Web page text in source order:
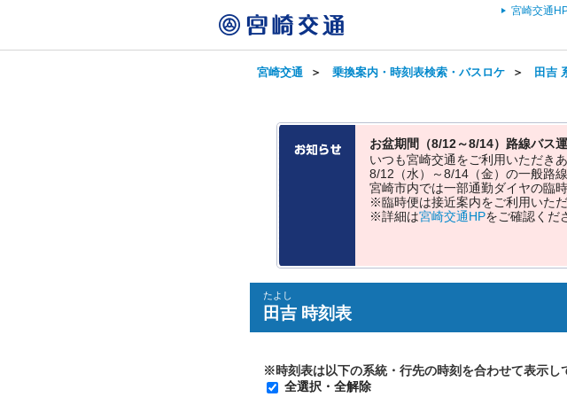
宮崎交通
宮崎交通 ＞ 乗換案内・時刻表検索・バスロケ ＞ 田吉
お盆期間（8/12～8/14）路線バス
いつも宮崎交通をご利用いただき
8/12（水）～8/14（金）の一般路
宮崎市内では一部通勤ダイヤの臨
※臨時便は接近案内をご利用いただ
※詳細は宮崎交通HPをご確認くだ
たよし
田吉 時刻表
※時刻表は以下の系統・行先の時刻を合わせて表示し
全選択・全解除